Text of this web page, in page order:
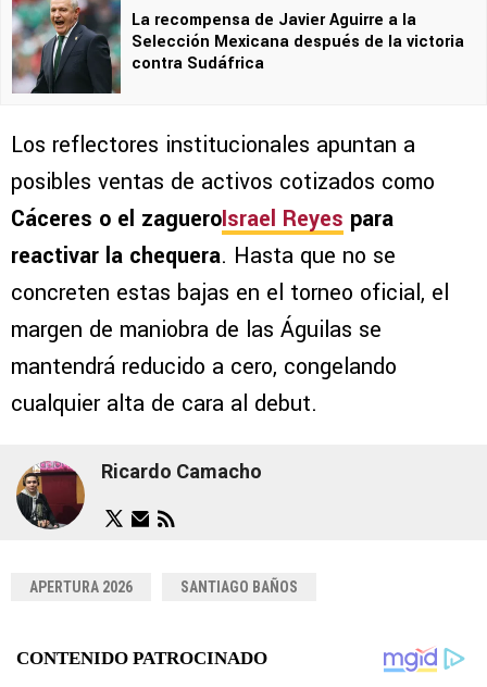
La recompensa de Javier Aguirre a la
Selección Mexicana después de la victoria
contra Sudáfrica
Los reflectores institucionales apuntan a
posibles ventas de activos cotizados como
Cáceres o el zagueroIsrael Reyes para
reactivar la chequera. Hasta que no se
concreten estas bajas en el torneo oficial, el
margen de maniobra de las Águilas se
mantendrá reducido a cero, congelando
cualquier alta de cara al debut.
Ricardo Camacho
APERTURA 2026 SANTIAGO BAÑOS